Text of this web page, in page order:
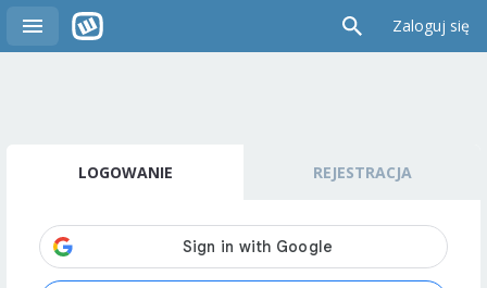
Zaloguj się
LOGOWANIE REJESTRACJA